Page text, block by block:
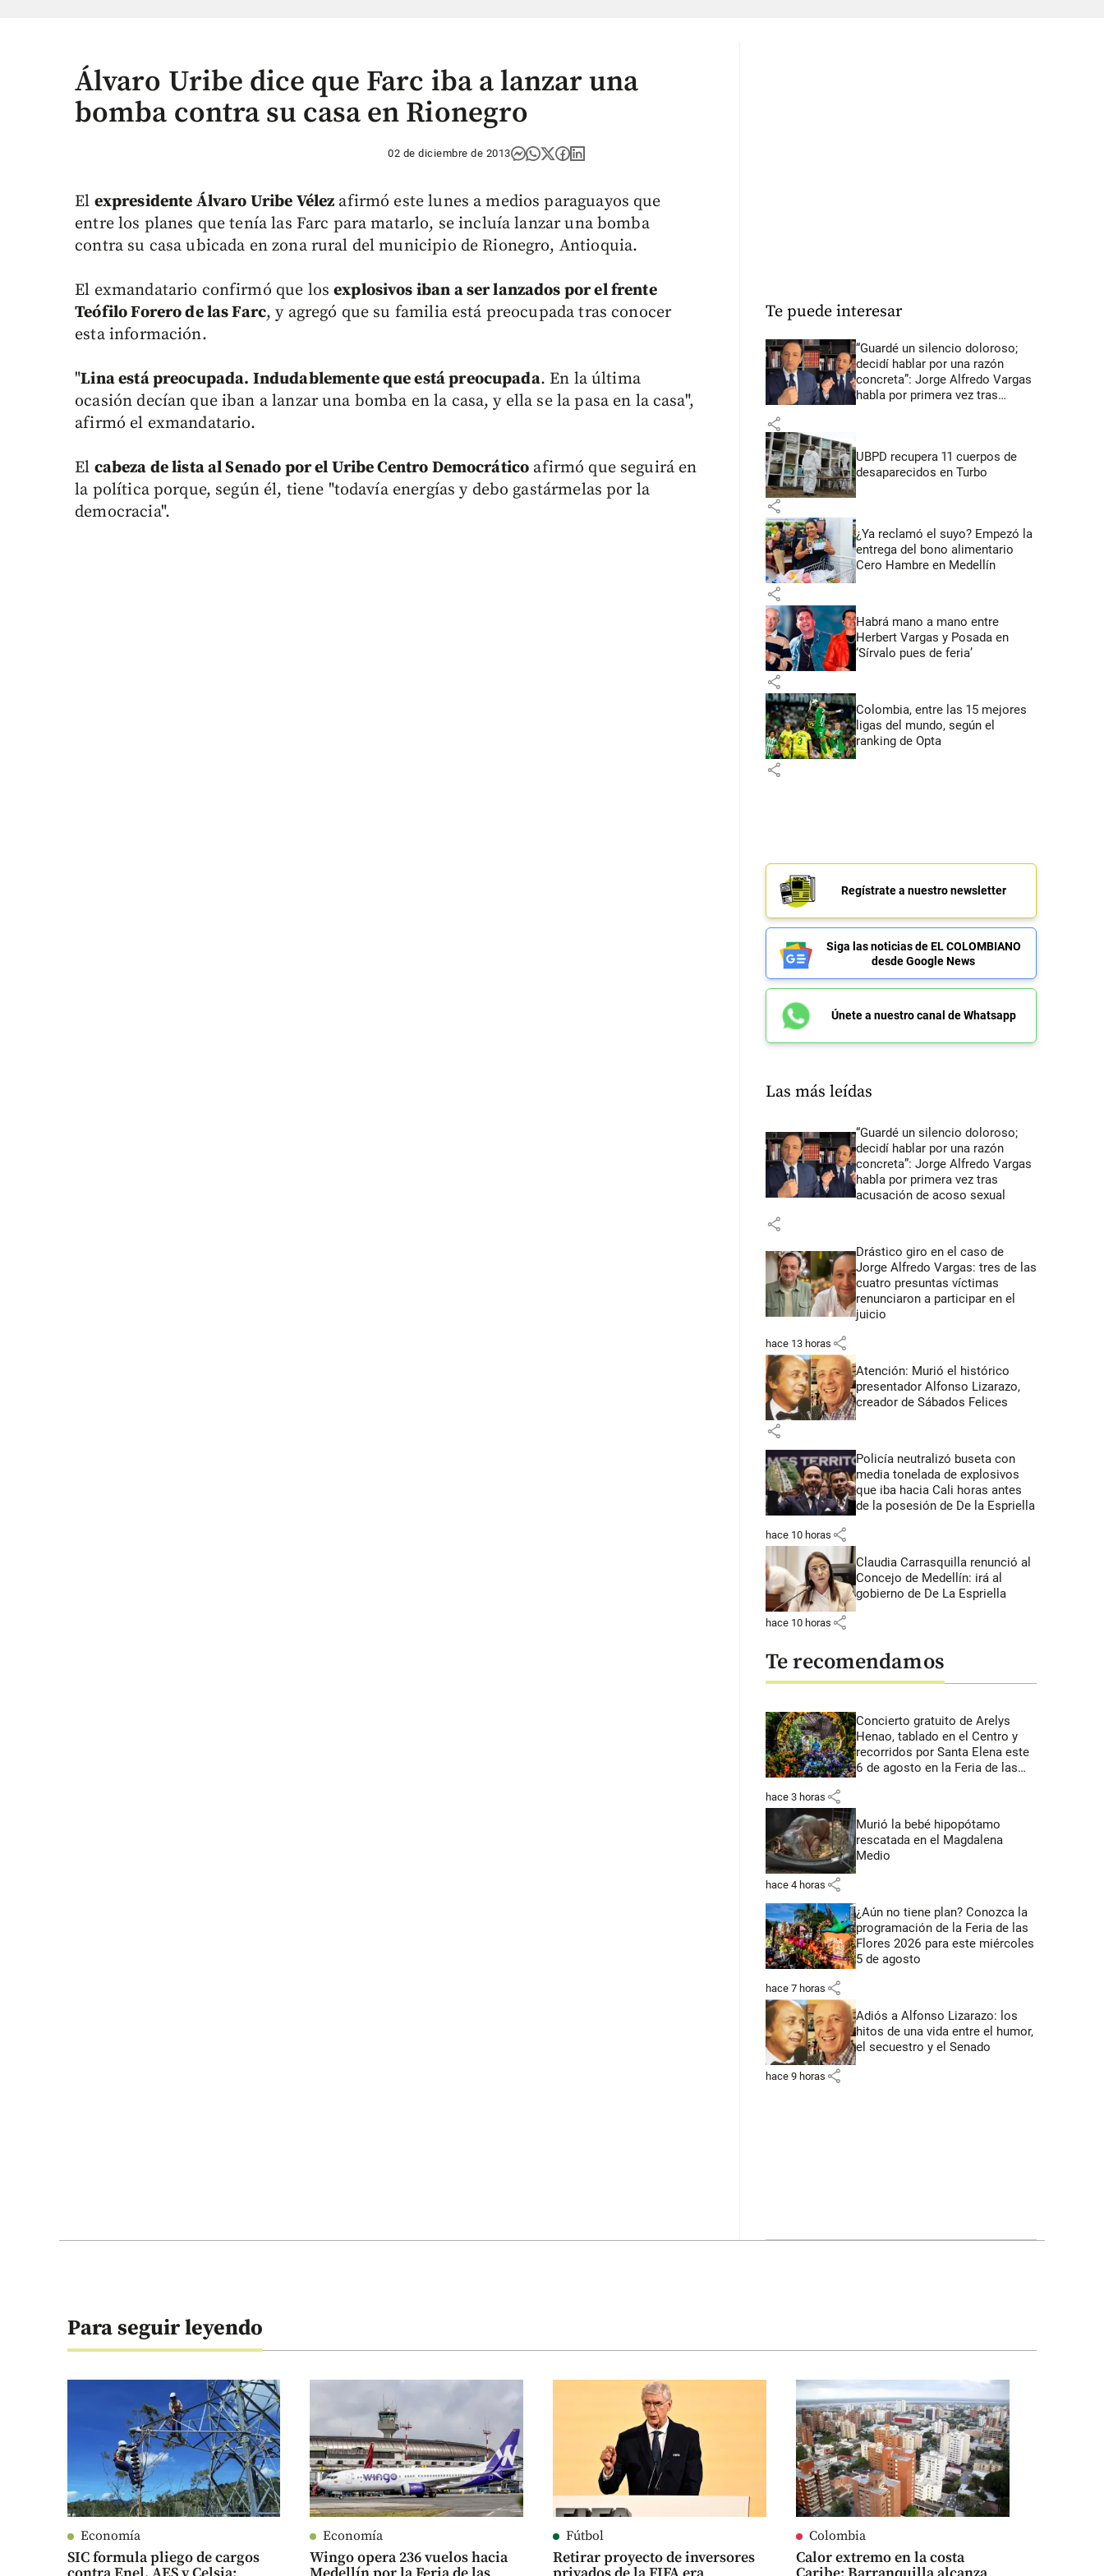
Álvaro Uribe dice que Farc iba a lanzar una
bomba contra su casa en Rionegro
02 de diciembre de 2013
El expresidente Álvaro Uribe Vélez afirmó este lunes a medios paraguayos que
entre los planes que tenía las Farc para matarlo, se incluía lanzar una bomba
contra su casa ubicada en zona rural del municipio de Rionegro, Antioquia.
El exmandatario confirmó que losexplosivos iban a ser lanzados por el frente
Teófilo Forero de las Farc, y agregó que su familia está preocupada tras conocer
esta información.
"Lina está preocupada. Indudablemente que está preocupada. En la última
ocasión decían que iban a lanzar una bomba en la casa, y ella se la pasa en la casa",
afirmó el exmandatario.
El cabeza de lista al Senado por el Uribe Centro Democrático afirmó que seguirá en
la política porque, según él, tiene "todavía energías y debo gastármelas por la
democracia".
Te puede interesar
“Guardé un silencio doloroso;
decidí hablar por una razón
concreta”: Jorge Alfredo Vargas
habla por primera vez tras
share
UBPD recupera 11 cuerpos de
desaparecidos en Turbo
share
¿Ya reclamó el suyo? Empezó la
entrega del bono alimentario
Cero Hambre en Medellín
share
Habrá mano a mano entre
Herbert Vargas y Posada en
‘Sírvalo pues de feria’
share
Colombia, entre las 15 mejores
ligas del mundo, según el
ranking de Opta
share
Regístrate a nuestro newsletter
Siga las noticias de EL COLOMBIANO
desde Google News
Únete a nuestro canal de Whatsapp
Las más leídas
“Guardé un silencio doloroso;
decidí hablar por una razón
concreta”: Jorge Alfredo Vargas
habla por primera vez tras
acusación de acoso sexual
share
Drástico giro en el caso de
Jorge Alfredo Vargas: tres de las
cuatro presuntas víctimas
renunciaron a participar en el
juicio
hace 13 horas share
Atención: Murió el histórico
presentador Alfonso Lizarazo,
creador de Sábados Felices
share
Policía neutralizó buseta con
media tonelada de explosivos
que iba hacia Cali horas antes
de la posesión de De la Espriella
hace 10 horas share
Claudia Carrasquilla renunció al
Concejo de Medellín: irá al
gobierno de De La Espriella
hace 10 horas share
Te recomendamos
Concierto gratuito de Arelys
Henao, tablado en el Centro y
recorridos por Santa Elena este
6 de agosto en la Feria de las
hace 3 horas share
Murió la bebé hipopótamo
rescatada en el Magdalena
Medio
hace 4 horas share
¿Aún no tiene plan? Conozca la
programación de la Feria de las
Flores 2026 para este miércoles
5 de agosto
hace 7 horas share
Adiós a Alfonso Lizarazo: los
hitos de una vida entre el humor,
el secuestro y el Senado
hace 9 horas share
Para seguir leyendo
Economía
SIC formula pliego de cargos
Economía
Wingo opera 236 vuelos hacia
Fútbol
Retirar proyecto de inversores
Colombia
Calor extremo en la costa